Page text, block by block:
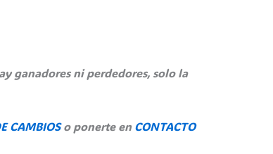
ganadores ni perdedores, solo la
CAMBIOS o ponerte en CONTACTO